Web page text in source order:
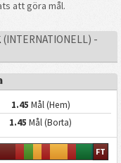
att göra mål.
(INTERNATIONELL) -
1.45 Mål (Hem)
1.45 Mål (Borta)
FT